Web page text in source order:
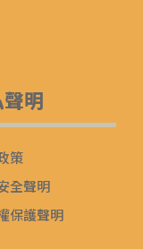
明
策
全聲明
保護聲明